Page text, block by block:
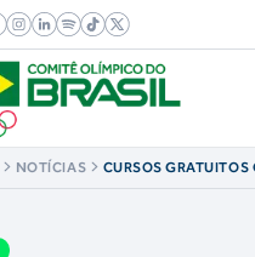
NOTÍCIAS
CURSOS